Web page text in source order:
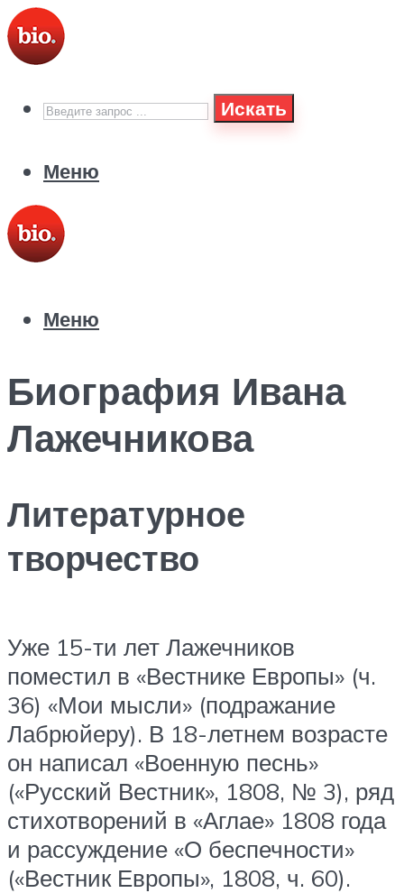
Искать
Меню
Меню
Биография Ивана
Лажечникова
Литературное
творчество
Уже 15-ти лет Лажечников
поместил в «Вестнике Европы» (ч.
36) «Мои мысли» (подражание
Лабрюйеру). В 18-летнем возрасте
он написал «Военную песнь»
(«Русский Вестник», 1808, № 3), ряд
стихотворений в «Аглае» 1808 года
и рассуждение «О беспечности»
(«Вестник Европы», 1808, ч. 60).